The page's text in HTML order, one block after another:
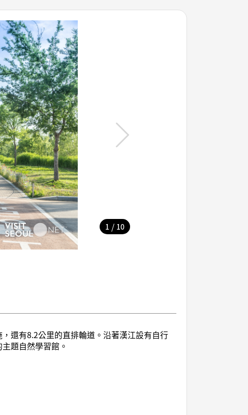
1 / 10
還有8.2公里的直排輪道。沿著漢江設有自行
題自然學習館。